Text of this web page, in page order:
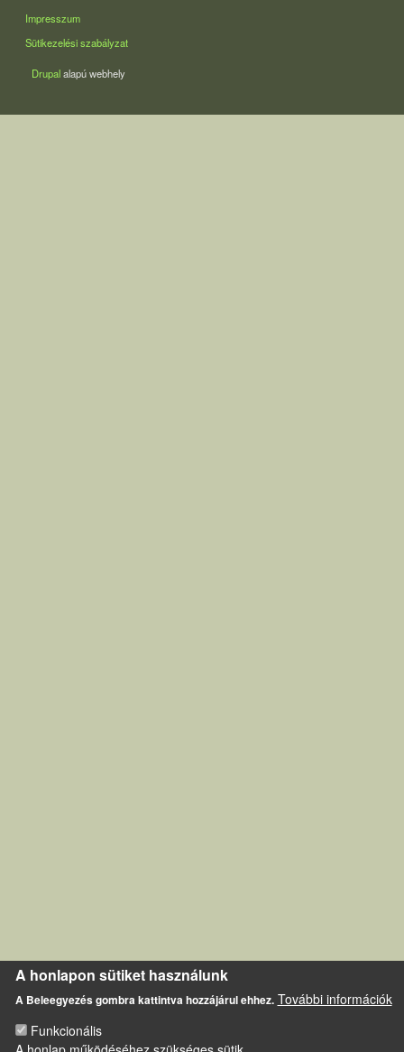
LÁBLÉC
Impresszum
Sütikezelési szabályzat
Drupalalapú webhely
A honlapon sütiket használunk
A Beleegyezés gombra kattintva hozzájárul ehhez. További információk
Funkcionális